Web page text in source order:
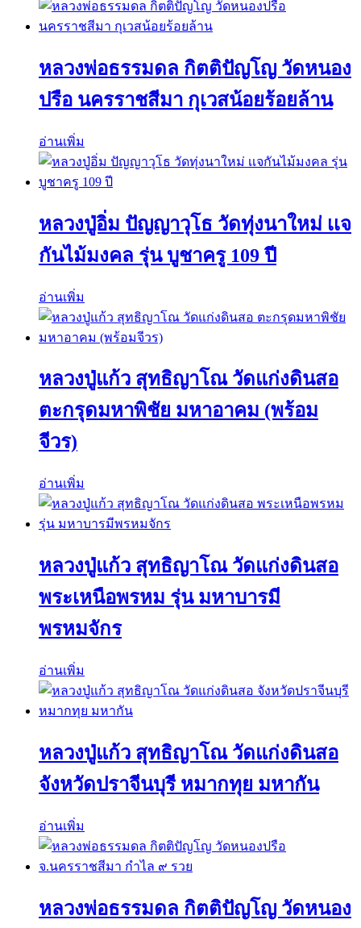
หลวงพ่อธรรมดล กิตติปัญโญ วัดหนอง
ปรือ นครราชสีมา กุเวสน้อยร้อยล้าน
อ่านเพิ่ม
หลวงปู่อิ่ม ปัญญาวุโธ วัดทุ่งนาใหม่ เเจ
กันไม้มงคล รุ่น บูชาครู 109 ปี
อ่านเพิ่ม
หลวงปู่แก้ว สุทธิญาโณ วัดแก่งดินสอ
ตะกรุดมหาพิชัย มหาอาคม (พร้อม
จีวร)
อ่านเพิ่ม
หลวงปู่แก้ว สุทธิญาโณ วัดแก่งดินสอ
พระเหนือพรหม รุ่น มหาบารมี
พรหมจักร
อ่านเพิ่ม
หลวงปู่แก้ว สุทธิญาโณ วัดแก่งดินสอ
จังหวัดปราจีนบุรี หมากทุย มหากัน
อ่านเพิ่ม
หลวงพ่อธรรมดล กิตติปัญโญ วัดหนอง